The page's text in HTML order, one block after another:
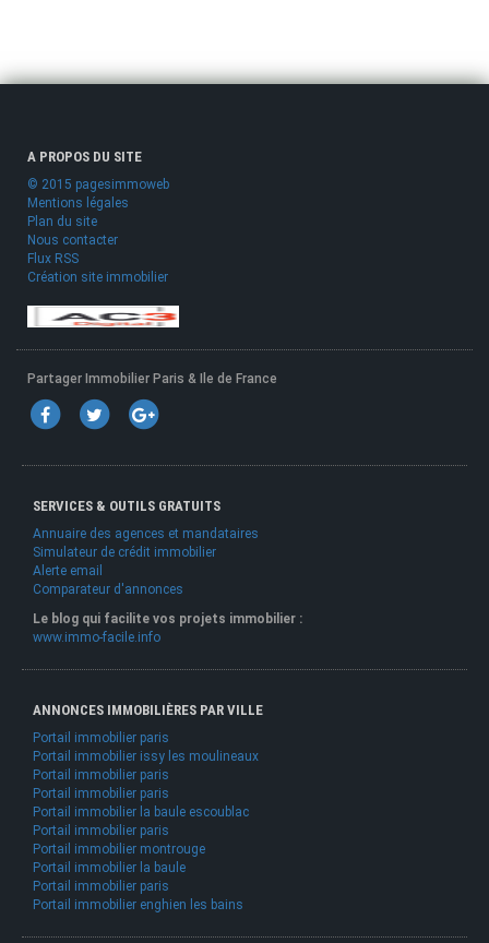
A PROPOS DU SITE
© 2015 pagesimmoweb
Mentions légales
Plan du site
Nous contacter
Flux RSS
Création site immobilier
Partager Immobilier Paris & Ile de France
SERVICES & OUTILS GRATUITS
Annuaire des agences et mandataires
Simulateur de crédit immobilier
Alerte email
Comparateur d'annonces
Le blog qui facilite vos projets immobilier :
www.immo-facile.info
ANNONCES IMMOBILIÈRES PAR VILLE
Portail immobilier paris
Portail immobilier issy les moulineaux
Portail immobilier paris
Portail immobilier paris
Portail immobilier la baule escoublac
Portail immobilier paris
Portail immobilier montrouge
Portail immobilier la baule
Portail immobilier paris
Portail immobilier enghien les bains